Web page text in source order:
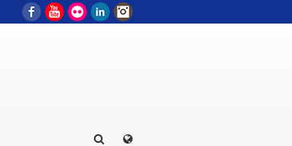
FacebookYouTube
Flickr LinkedIn